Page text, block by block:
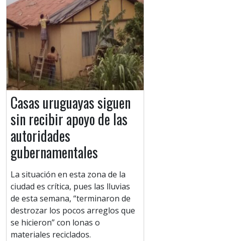
Casas uruguayas siguen
sin recibir apoyo de las
autoridades
gubernamentales
La situación en esta zona de la
ciudad es crítica, pues las lluvias
de esta semana, “terminaron de
destrozar los pocos arreglos que
se hicieron” con lonas o
materiales reciclados.